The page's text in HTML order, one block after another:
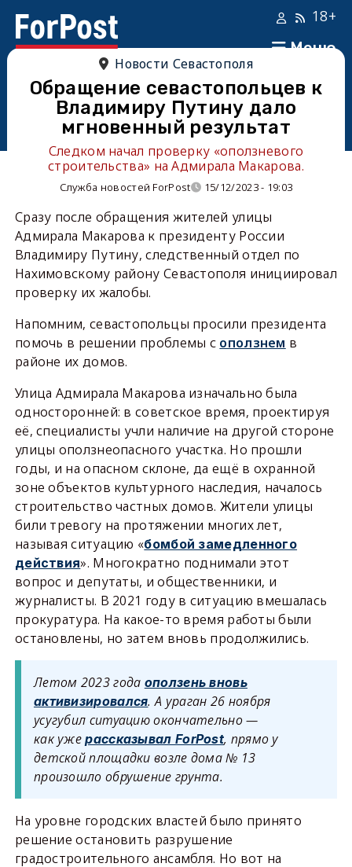
Меню
18+
Новости Севастополя
Обращение севастопольцев к
Владимиру Путину дало
мгновенный результат
Следком начал проверку «оползневого
строительства» на Адмирала Макарова.
Служба новостей ForPost 15/12/2023 - 19:03
Сразу после обращения жителей улицы
Адмирала Макарова к президенту России
Владимиру Путину, следственный отдел по
Нахимовскому району Севастополя инициировал
проверку их жалобы.
Напомним, севастопольцы просили президента
помочь в решении проблемы с оползнем в
районе их домов.
Улица Адмирала Макарова изначально была
односторонней: в советское время, проектируя
её, специалисты учли наличие на другой стороне
улицы оползнеопасного участка. Но прошли
годы, и на опасном склоне, да ещё в охранной
зоне объектов культурного наследия, началось
строительство частных домов. Жители улицы
били тревогу на протяжении многих лет,
называя ситуацию «бомбой замедленного
действия». Многократно поднимали этот
вопрос и депутаты, и общественники, и
журналисты. В 2021 году в ситуацию вмешалась
прокуратура. На какое-то время работы были
остановлены, но затем вновь продолжились.
Летом 2023 года оползень вновь
активизировался. А ураган 26 ноября
усугубил ситуацию окончательно —
как ужерассказывал ForPost, прямо у
детской площадки возле дома № 13
произошло обрушение грунта.
На уровне городских властей было принято
решение остановить разрушение
градостроительного ансамбля. Но вот на